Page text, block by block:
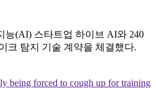
능(AI) 스타트업 하이브 AI와 240
크 탐지 기술 계약을 체결했다.
being forced to cough up for training